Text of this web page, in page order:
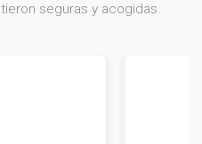
seguras y acogidas.